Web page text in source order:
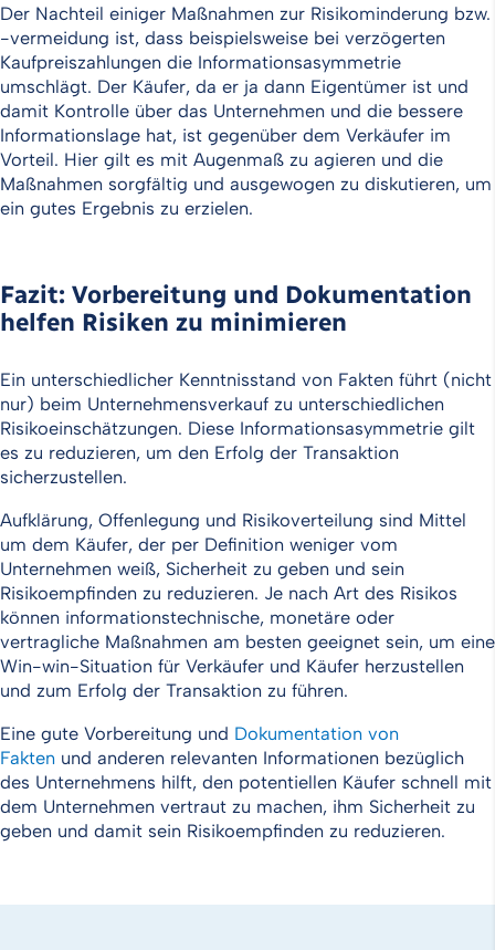
Der Nachteil einiger Maßnahmen zur Risikominderung bzw.
-vermeidung ist, dass beispielsweise bei verzögerten
Kaufpreiszahlungen die Informationsasymmetrie
umschlägt. Der Käufer, da er ja dann Eigentümer ist und
damit Kontrolle über das Unternehmen und die bessere
Informationslage hat, ist gegenüber dem Verkäufer im
Vorteil. Hier gilt es mit Augenmaß zu agieren und die
Maßnahmen sorgfältig und ausgewogen zu diskutieren, um
ein gutes Ergebnis zu erzielen.
Fazit: Vorbereitung und Dokumentation
helfen Risiken zu minimieren
Ein unterschiedlicher Kenntnisstand von Fakten führt (nicht
nur) beim Unternehmensverkauf zu unterschiedlichen
Risikoeinschätzungen. Diese Informationsasymmetrie gilt
es zu reduzieren, um den Erfolg der Transaktion
sicherzustellen.
Aufklärung, Offenlegung und Risikoverteilung sind Mittel
um dem Käufer, der per Definition weniger vom
Unternehmen weiß, Sicherheit zu geben und sein
Risikoempfinden zu reduzieren. Je nach Art des Risikos
können informationstechnische, monetäre oder
vertragliche Maßnahmen am besten geeignet sein, um eine
Win-win-Situation für Verkäufer und Käufer herzustellen
und zum Erfolg der Transaktion zu führen.
Eine gute Vorbereitung und Dokumentation von
Fakten und anderen relevanten Informationen bezüglich
des Unternehmens hilft, den potentiellen Käufer schnell mit
dem Unternehmen vertraut zu machen, ihm Sicherheit zu
geben und damit sein Risikoempfinden zu reduzieren.